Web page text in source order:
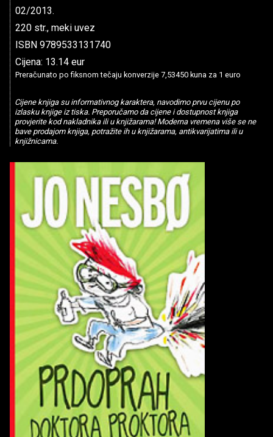
02/2013.
220 str., meki uvez
ISBN 9789533131740
Cijena: 13.14 eur
Preračunato po fiksnom tečaju konverzije 7,53450 kuna za 1 euro
Cijene knjiga su informativnog karaktera, navodimo prvu cijenu po
izlasku knjige iz tiska. Preporučamo da cijene i dostupnost knjiga
provjerite kod nakladnika ili u knjižarama! Moderna vremena više se ne
bave prodajom knjiga, potražite ih u knjižarama, antikvarijatima ili u
knjižnicama.